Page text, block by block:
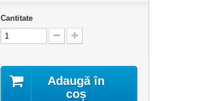
Cantitate
Adaugă în
coș